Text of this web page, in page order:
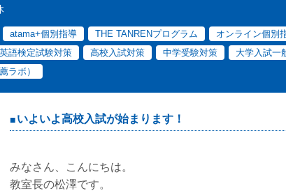
atama+個別指導 THE TANRENプログラム オンライン個別
英語検定試験対策 高校入試対策 中学受験対策
大学入試一
ラボ）
いよいよ高校入試が始まります！
みなさん、こんにちは。
教室長の松澤です。